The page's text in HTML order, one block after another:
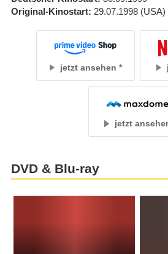
Original-Kinostart 29.07.1998 (USA)
jetzt ansehen
jetzt
DVD & Blu-ray